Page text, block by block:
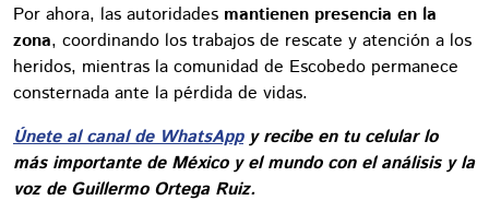
Por ahora, las autoridades mantienen presencia en la
zona, coordinando los trabajos de rescate y atención a los
heridos, mientras la comunidad de Escobedo permanece
consternada ante la pérdida de vidas.
Únete al canal de WhatsAppy recibe en tu celular lo
más importante de México y el mundo con el análisis y la
voz de Guillermo Ortega Ruiz.